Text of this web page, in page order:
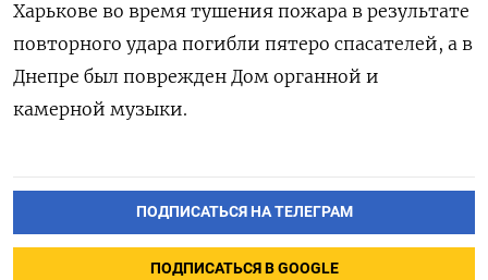
Харькове во время тушения пожара в результате
повторного удара погибли пятеро спасателей, а в
Днепре был поврежден Дом органной и
камерной музыки.
ПОДПИСАТЬСЯ НА ТЕЛЕГРАМ
ПОДПИСАТЬСЯ В GOOGLE